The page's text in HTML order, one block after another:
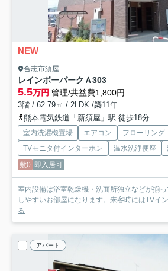
NEW
合志市須屋
レインボーパークＡ303
5.5万円 管理/共益費1,800円
3階 / 62.79㎡ / 2LDK /築11年
熊本電気鉄道「新須屋」駅 徒歩18分
室内洗濯機置場 エアコン
フローリング
TVモニタ付インターホン
温水洗浄便座
敷0 即入居可
室内設備は浴室乾燥機・洗面所独立などが揃
しやすいお部屋になります。来客時にはTVイ
る
アパート